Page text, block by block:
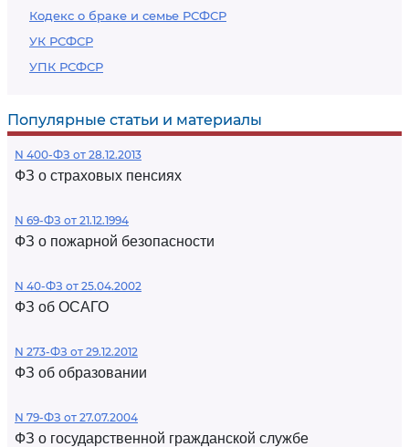
Кодекс о браке и семье РСФСР
УК РСФСР
УПК РСФСР
Популярные статьи и материалы
N 400-ФЗ от 28.12.2013
ФЗ о страховых пенсиях
N 69-ФЗ от 21.12.1994
ФЗ о пожарной безопасности
N 40-ФЗ от 25.04.2002
ФЗ об ОСАГО
N 273-ФЗ от 29.12.2012
ФЗ об образовании
N 79-ФЗ от 27.07.2004
ФЗ о государственной гражданской службе